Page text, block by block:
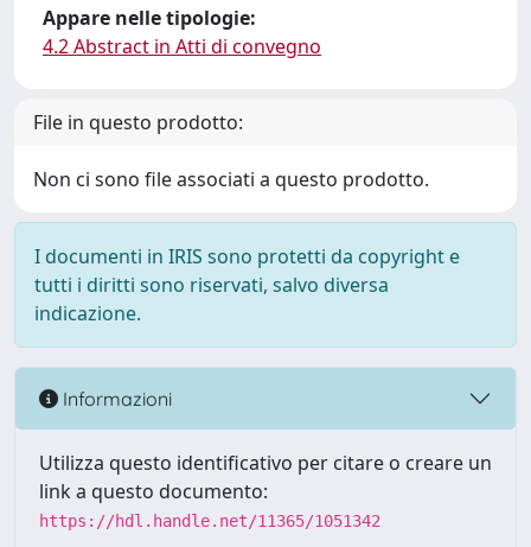
Appare nelle tipologie:
4.2 Abstract in Atti di convegno
File in questo prodotto:
Non ci sono file associati a questo prodotto.
I documenti in IRIS sono protetti da copyright e
tutti i diritti sono riservati, salvo diversa
indicazione.
Informazioni
Utilizza questo identificativo per citare o creare un
link a questo documento:
https://hdl.handle.net/11365/1051342